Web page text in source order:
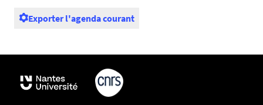
Exporter l'agenda courant